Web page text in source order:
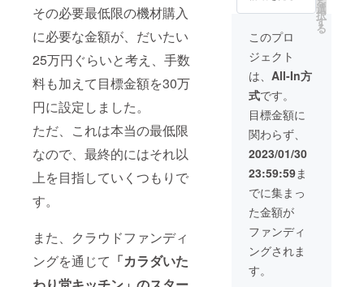
その必要最低限の機材購入
に必要な金額が、だいたい
25万円ぐらいと考え、手数
料も加えて目標金額を30万
円に設定しました。
ただ、これは本当の最低限
なので、最終的にはそれ以
上を目指していくつもりで
す。
また、クラウドファンディ
ングを通じて 「カラダいた
のご説
礼の
メッ
セージ
※送料込
みのお
値段で
す。 ※2
月頃の
予定で
す。
みのお
値段で
す。 ー
食品表
示ー ●
ピリ甘
・名
称：ア
グニス
パイス
ナッ
ツ・ス
イート
（ナッ
ツ） ・
原材
料：
アーモ
中の
HP（20
24年2月
完成予
定）に
あなた
のお名
前や会
社のお
名前を
スポン
サーと
して掲
載いた
しま
す。 ※
ニック
ネーム
での掲
載も可
選
択
す
る
このプロ
ジェクト
は、 All-In方
式です。
目標金額に
関わらず、
2023/01/30
23:59:59ま
でに集まっ
た金額が
ファンディ
ングされま
す。